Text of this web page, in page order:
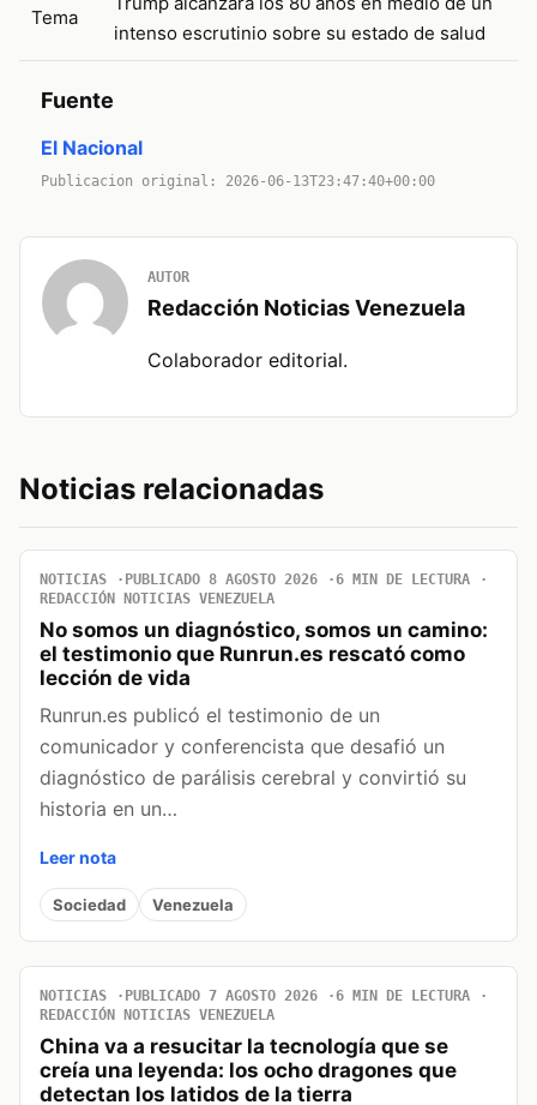
Tema
intenso escrutinio sobre su estado de salud
Fuente
El Nacional
Publicacion original: 2026-06-13T23:47:40+00:00
AUTOR
Redacción Noticias Venezuela
Colaborador editorial.
Noticias relacionadas
NOTICIAS PUBLICADO 8 AGOSTO 2026
6 MIN DE LECTURA
REDACCIÓN NOTICIAS VENEZUELA
No somos un diagnóstico, somos un camino:
el testimonio que Runrun.es rescató como
lección de vida
Runrun.es publicó el testimonio de un
comunicador y conferencista que desafió un
diagnóstico de parálisis cerebral y convirtió su
historia en un…
Leer nota
Sociedad Venezuela
NOTICIAS PUBLICADO 7 AGOSTO 2026
6 MIN DE LECTURA
REDACCIÓN NOTICIAS VENEZUELA
China va a resucitar la tecnología que se
creía una leyenda: los ocho dragones que
detectan los latidos de la tierra